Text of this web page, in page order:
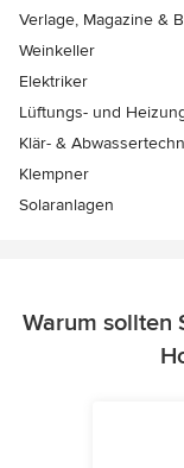
Verlage, Magazine &
Weinkeller
Elektriker
Lüftungs- und
Klär- &
Klempner
Solaranlagen
Warum sollten